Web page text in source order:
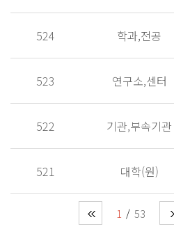
524 학과,전공
523 연구소,센터
522 기관,부속기관
521 대학(원)
1 53